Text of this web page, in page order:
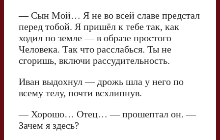
— Сын Мой… Я не во всей славе предстал
перед тобой. Я пришёл к тебе так, как
ходил по земле — в образе простого
Человека. Так что расслабься. Ты не
сгоришь, включи рассудительность.
Иван выдохнул — дрожь шла у него по
всему телу, почти всхлипнув.
— Хорошо… Отец… — прошептал он. —
Зачем я здесь?